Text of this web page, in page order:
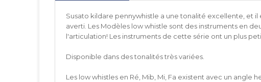
Susato kildare pennywhistle a une tonalité excellente, et
averti. Les Modèles low whistle sont des instruments en
l'articulation! Les instruments de cette série ont un plus
Disponible dans des tonalités très variées.
Les low whistles en Ré, Mib, Mi, Fa existent avec un angle